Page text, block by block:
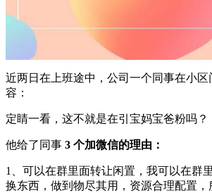
近两日在上班途中，公司一个同事在小区
容：
定睛一看，这不就是在引宝妈宝爸粉吗？
他给了同事 3 个加微信的理由：
1、可以在群里面转让闲置，我可以在群
换东西，做到物尽其用，资源合理配置